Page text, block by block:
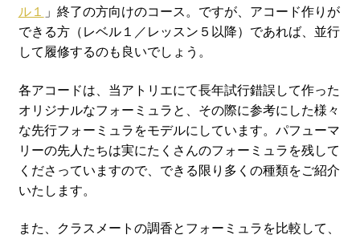
ル１ 」終了の方向けのコース。ですが、アコード作りが
できる方（レベル１／レッスン５以降）であれば、並行
して履修するのも良いでしょう。
各アコードは、当アトリエにて長年試行錯誤して作った
オリジナルなフォーミュラと、その際に参考にした様々
な先行フォーミュラをモデルにしています。パフューマ
リーの先人たちは実にたくさんのフォーミュラを残して
くださっていますので、できる限り多くの種類をご紹介
いたします。
また、クラスメートの調香とフォーミュラを比較して、